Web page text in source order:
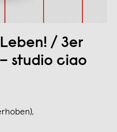
/ 3er
studio ciao